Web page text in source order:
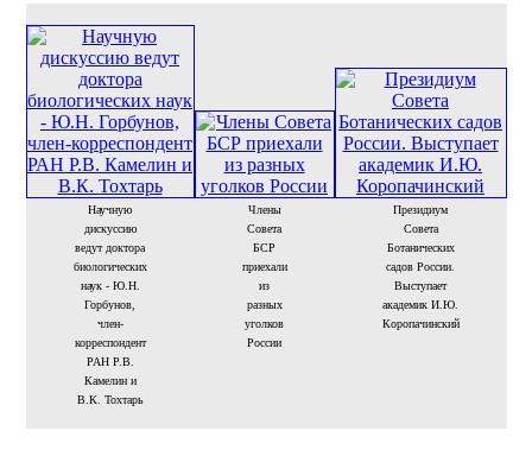
Научную
дискуссию
ведут доктора
биологических
наук - Ю.Н.
Горбунов,
член-
корреспондент
РАН Р.В.
Камелин и
В.К. Тохтарь
Члены
Совета
БСР
приехали
из
разных
уголков
России
Президиум
Совета
Ботанических
садов России.
Выступает
академик И.Ю.
Коропачинский